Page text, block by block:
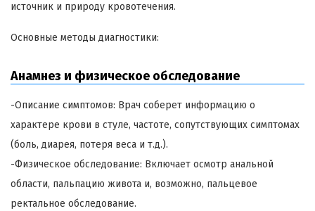
источник и природу кровотечения.
Основные методы диагностики:
Анамнез и физическое обследование
-Описание симптомов: Врач соберет информацию о
характере крови в стуле, частоте, сопутствующих симптомах
(боль, диарея, потеря веса и т.д.).
-Физическое обследование: Включает осмотр анальной
области, пальпацию живота и, возможно, пальцевое
ректальное обследование.